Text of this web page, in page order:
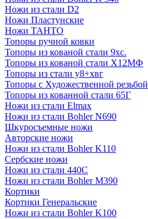
Ножи из стали D2
Ножи Пластунские
Ножи ТАНТО
Топоры ручной ковки
Топоры из кованой стали 9хс.
Топоры из кованой стали Х12МФ
Топоры из стали у8+хвг
Топоры с Художественной резьбой
Топоры из кованной стали 65Г
Ножи из стали Elmax
Ножи из стали Bohler N690
Шкуросъемные ножи
Авторские ножи
Ножи из стали Bohler K110
Сербские ножи
Ножи из стали 440С
Ножи из стали Bohler M390
Кортики
Кортики Генеральские
Ножи из стали Bohler K100